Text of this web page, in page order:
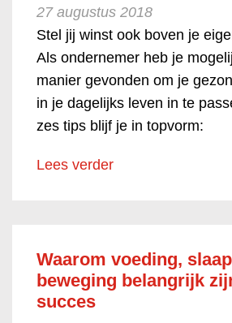
27 augustus 2018
Stel jij winst ook boven je
Als ondernemer heb je
manier gevonden om je
in je dagelijks leven in te
zes tips blijf je in topvorm:
Lees verder
Waarom voeding,
beweging belangrijk
succes